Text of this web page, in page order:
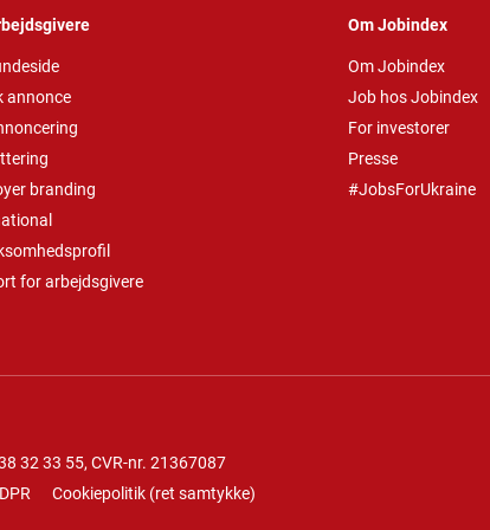
annonce
branding
for arbejdsgivere
Om Jobindex
Om Jobindex
Job hos Jobindex
For investorer
Presse
#JobsForUkraine
32 33 55, CVR-nr. 21367087
Cookiepolitik (ret samtykke)